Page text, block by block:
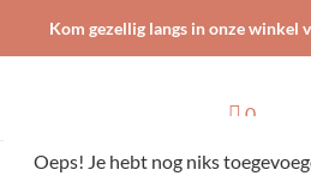
Kom gezellig langs in onze winkel
 0
Oeps! Je hebt nog niks
HOME